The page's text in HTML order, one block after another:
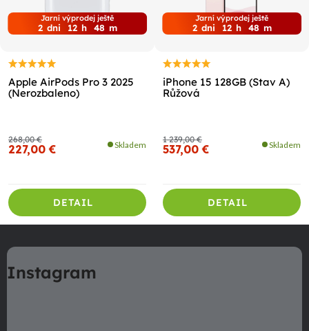
Jarní výprodej ještě
2 dni 12 h 48 m
Apple AirPods Pro 3 2025
(Nerozbaleno)
268,00 €
227,00 € Skladem
DETAIL
Jarní výprodej ještě
2 dni 12 h 48 m
iPhone 15 128GB (Stav A)
Růžová
1 239,00 €
537,00 € Skladem
DETAIL
á
pInstagram